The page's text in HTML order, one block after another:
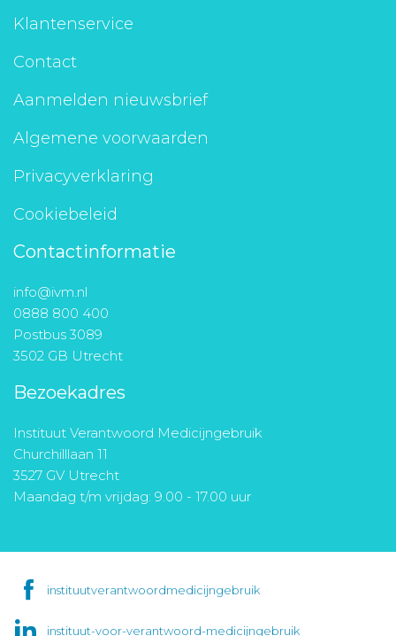
Klantenservice
Contact
Aanmelden nieuwsbrief
Algemene voorwaarden
Privacyverklaring
Cookiebeleid
Contactinformatie
info@ivm.nl
0888 800 400
Postbus 3089
3502 GB Utrecht
Bezoekadres
Instituut Verantwoord Medicijngebruik
Churchilllaan 11
3527 GV Utrecht
Maandag t/m vrijdag: 9.00 - 17.00 uur
instituutverantwoordmedicijngebruik
instituut-voor-verantwoord-medicijngebruik